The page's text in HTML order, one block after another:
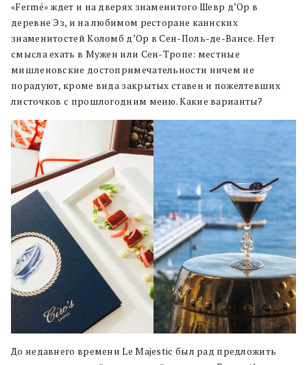
«Fermé» ждет и на дверях знаменитого Шевр д’Ор в
деревне Эз, и на любимом ресторане каннских
знаменитостей Коломб д’Ор в Сен-Поль-де-Вансе. Нет
смысла ехать в Мужен или Сен-Тропе: местные
мишленовские достопримечательности ничем не
порадуют, кроме вида закрытых ставен и пожелтевших
листочков с прошлогодним меню. Какие варианты?
До недавнего времени Le Majestic был рад предложить